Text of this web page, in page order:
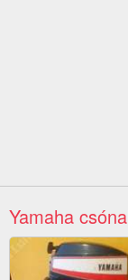
Yamaha